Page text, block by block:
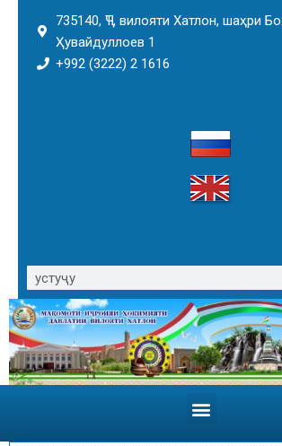
735140, ҶТ, вилояти Хатлон, шаҳри
Ҳувайдуллоев 1
+992 (3222) 2 1616